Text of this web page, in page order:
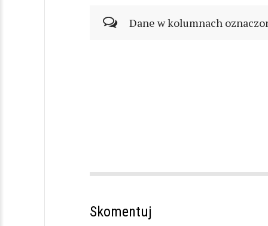
Dane w kolumnach
Skomentuj